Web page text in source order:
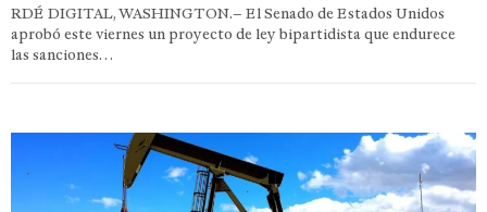
RDÉ DIGITAL, WASHINGTON.– El Senado de Estados Unidos
aprobó este viernes un proyecto de ley bipartidista que endurece
las sanciones…